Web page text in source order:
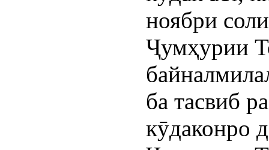
ноябри
Ҷумҳурии
ба тасвиб
кӯдаконро